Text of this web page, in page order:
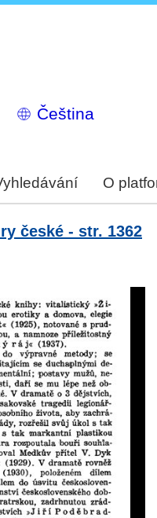
Select
your
O
české - str. 1362